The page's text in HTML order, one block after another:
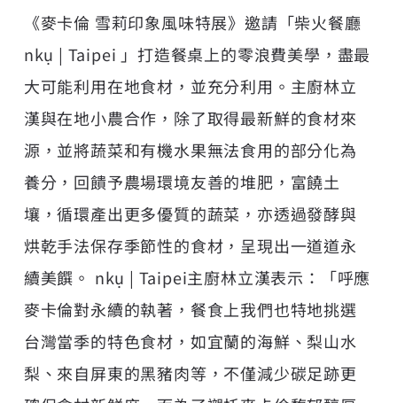
《麥卡倫 雪莉印象風味特展》邀請「柴火餐廳
nkụ | Taipei 」打造餐桌上的零浪費美學，盡最
大可能利用在地食材，並充分利用。主廚林立
漢與在地小農合作，除了取得最新鮮的食材來
源，並將蔬菜和有機水果無法食用的部分化為
養分，回饋予農場環境友善的堆肥，富饒土
壤，循環產出更多優質的蔬菜，亦透過發酵與
烘乾手法保存季節性的食材，呈現出一道道永
續美饌。 nkụ | Taipei主廚林立漢表示：「呼應
麥卡倫對永續的執著，餐食上我們也特地挑選
台灣當季的特色食材，如宜蘭的海鮮、梨山水
梨、來自屏東的黑豬肉等，不僅減少碳足跡更